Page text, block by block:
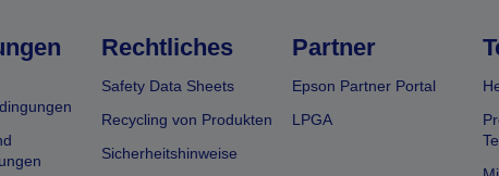
Rechtliches
Safety Data Sheets
Recycling von Produkten
Sicherheitshinweise
Partner
Epson Partner Portal
LPGA